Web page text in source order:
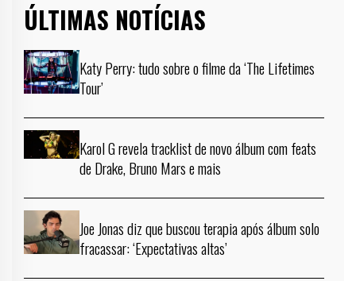
ÚLTIMAS NOTÍCIAS
Katy Perry: tudo sobre o filme da ‘The Lifetimes
Tour’
Karol G revela tracklist de novo álbum com feats
de Drake, Bruno Mars e mais
Joe Jonas diz que buscou terapia após álbum solo
fracassar: ‘Expectativas altas’